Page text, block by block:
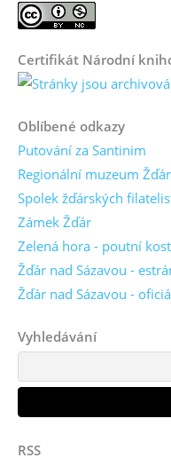
Certifikát Národní
Oblíbené odkazy
Putování za Santinim
Regionální muzeum
Spolek žďárských
Zámek Žďár
Zelená hora - poutní
Žďár nad Sázavou -
Žďár nad Sázavou -
Vyhledávání
RSS